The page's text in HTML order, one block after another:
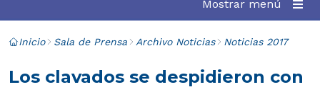
Mostrar menú
Inicio Sala de Prensa Archivo Noticias Noticias 2017
Los clavados se despidieron con